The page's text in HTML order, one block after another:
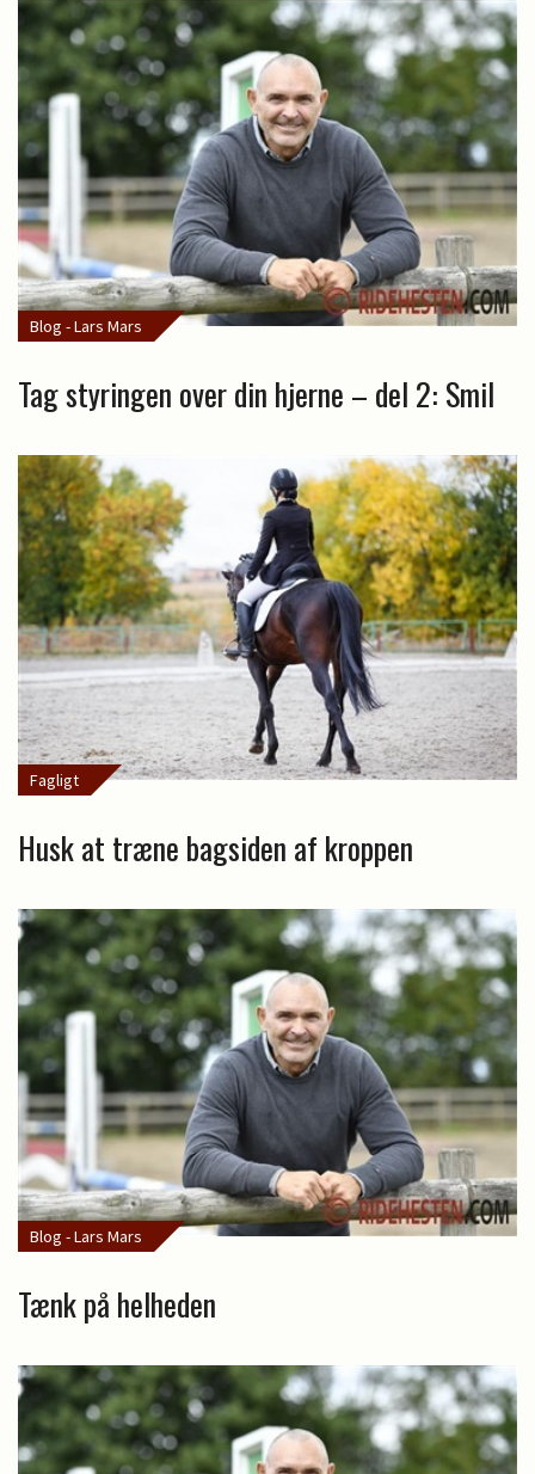
Blog - Lars Mars
Tag styringen over din hjerne – del 2: Smil
Fagligt
Husk at træne bagsiden af kroppen
Blog - Lars Mars
Tænk på helheden